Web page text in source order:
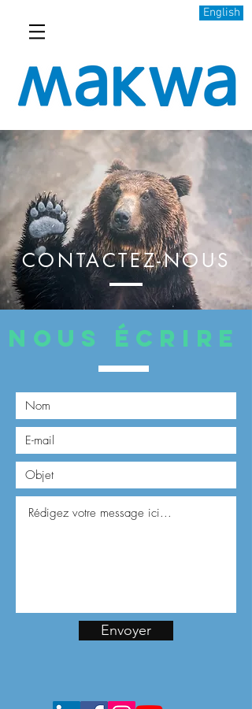
English
Rappelez vous, chez Makwa tout est
modulable et peut-être fait sur mesure.
Nous organisons des séjours
exclusivement pour les groupes.
N'hésitez pas à nous contacter pour de
plus amples renseignements.
CONTACTEZ-NOUS
NOUS ÉCRIRE
Envoyer